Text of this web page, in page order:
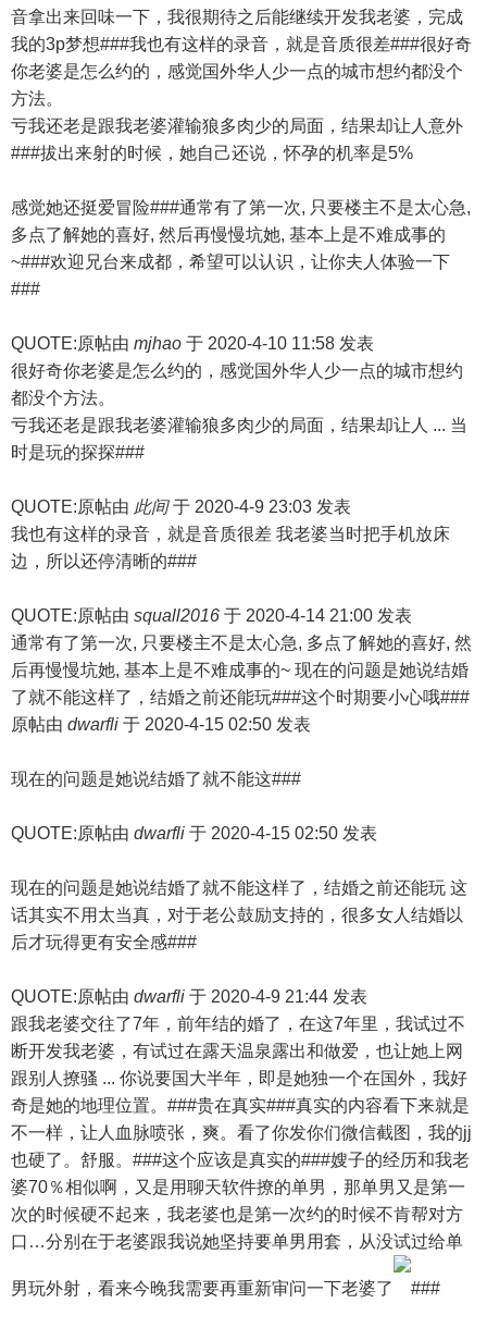
音拿出来回味一下，我很期待之后能继续开发我老婆，完成
我的3p梦想###我也有这样的录音，就是音质很差###很好奇
你老婆是怎么约的，感觉国外华人少一点的城市想约都没个
方法。
亏我还老是跟我老婆灌输狼多肉少的局面，结果却让人意外
###拔出来射的时候，她自己还说，怀孕的机率是5%
感觉她还挺爱冒险###通常有了第一次, 只要楼主不是太心急,
多点了解她的喜好, 然后再慢慢坑她, 基本上是不难成事的
~###欢迎兄台来成都，希望可以认识，让你夫人体验一下
###
QUOTE:原帖由 mjhao 于 2020-4-10 11:58 发表
很好奇你老婆是怎么约的，感觉国外华人少一点的城市想约
都没个方法。
亏我还老是跟我老婆灌输狼多肉少的局面，结果却让人 ... 当
时是玩的探探###
QUOTE:原帖由 此间于 2020-4-9 23:03 发表
我也有这样的录音，就是音质很差 我老婆当时把手机放床
边，所以还停清晰的###
QUOTE:原帖由 squall2016 于 2020-4-14 21:00 发表
通常有了第一次, 只要楼主不是太心急, 多点了解她的喜好, 然
后再慢慢坑她, 基本上是不难成事的~ 现在的问题是她说结婚
了就不能这样了，结婚之前还能玩###这个时期要小心哦###
原帖由 dwarfli 于 2020-4-15 02:50 发表
现在的问题是她说结婚了就不能这###
QUOTE:原帖由 dwarfli 于 2020-4-15 02:50 发表
现在的问题是她说结婚了就不能这样了，结婚之前还能玩 这
话其实不用太当真，对于老公鼓励支持的，很多女人结婚以
后才玩得更有安全感###
QUOTE:原帖由 dwarfli 于 2020-4-9 21:44 发表
跟我老婆交往了7年，前年结的婚了，在这7年里，我试过不
断开发我老婆，有试过在露天温泉露出和做爱，也让她上网
跟别人撩骚 ... 你说要国大半年，即是她独一个在国外，我好
奇是她的地理位置。###贵在真实###真实的内容看下来就是
不一样，让人血脉喷张，爽。看了你发你们微信截图，我的jj
也硬了。舒服。###这个应该是真实的###嫂子的经历和我老
婆70％相似啊，又是用聊天软件撩的单男，那单男又是第一
次的时候硬不起来，我老婆也是第一次约的时候不肯帮对方
口…分别在于老婆跟我说她坚持要单男用套，从没试过给单
男玩外射，看来今晚我需要再重新审问一下老婆了 ###